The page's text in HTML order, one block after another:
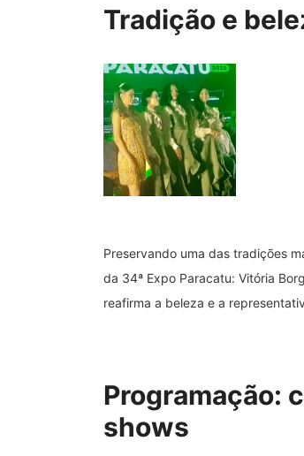
Tradição e
Preservando uma das tradições
da 34ª Expo Paracatu: Vitória
reafirma a beleza e a
Programação:
shows